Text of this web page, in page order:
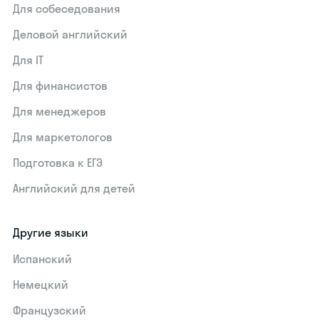
Для собеседования
Деловой английский
Для IT
Для финансистов
Для менеджеров
Для маркетологов
Подготовка к ЕГЭ
Английский для детей
Другие языки
Испанский
Немецкий
Французский